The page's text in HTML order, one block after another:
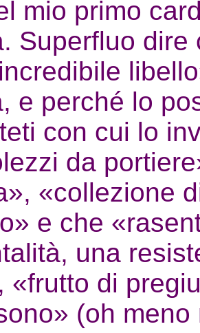
mio primo
Superfluo
e perché lo
con cui lo
da
«collezione
e che
una
«frutto di
(oh